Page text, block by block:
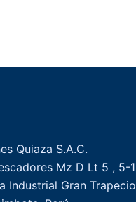
Quiaza S.A.C.
Mz D Lt 5 , 5-1
Industrial Gran Trapecio